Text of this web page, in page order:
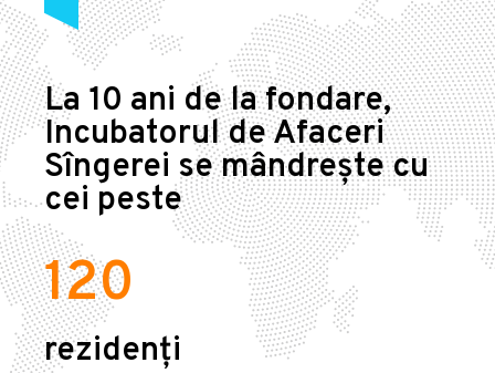
La 10 ani de la fondare,
Incubatorul de Afaceri
Sîngerei se mândrește cu
cei peste
120
rezidenți